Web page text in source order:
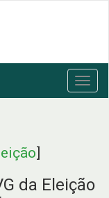
]
da Eleição